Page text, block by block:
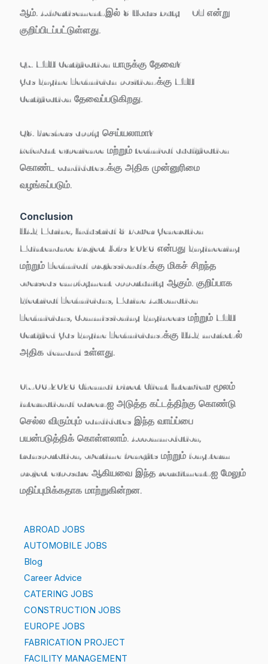
ஆம். Advertisement-இல் 8 Hours Duty + OT என்று
குறிப்பிடப்பட்டுள்ளது.
Q7. MTU Certification யாருக்கு தேவை?
Gas Engine Technician position-க்கு MTU
Certification தேவைப்படுகிறது.
Q8. Freshers apply செய்யலாமா?
Relevant experience மற்றும் technical qualification
கொண்ட candidates-க்கு அதிக முன்னுரிமை
வழங்கப்படும்.
Conclusion
UAE Marine, Industrial & Power Generation
Maintenance Project Jobs 2026 என்பது Engineering
மற்றும் Technical professionals-க்கு மிகச் சிறந்த
overseas employment opportunity ஆகும். குறிப்பாக
Electrical Technicians, Marine Automation
Technicians, Commissioning Engineers மற்றும் MTU
Certified Gas Engine Technicians-க்கு UAE market-ல்
அதிக demand உள்ளது.
07-06-2026 Chennai Direct Client Interview மூலம்
international career-ஐ அடுத்த கட்டத்திற்கு கொண்டு
செல்ல விரும்பும் candidates இந்த வாய்ப்பை
பயன்படுத்திக் கொள்ளலாம். Accommodation,
transportation, overtime benefits மற்றும் long-term
project exposure ஆகியவை இந்த recruitment-ஐ மேலும்
மதிப்புமிக்கதாக மாற்றுகின்றன.
ABROAD JOBS
AUTOMOBILE JOBS
Blog
Career Advice
CATERING JOBS
CONSTRUCTION JOBS
EUROPE JOBS
FABRICATION PROJECT
FACILITY MANAGEMENT